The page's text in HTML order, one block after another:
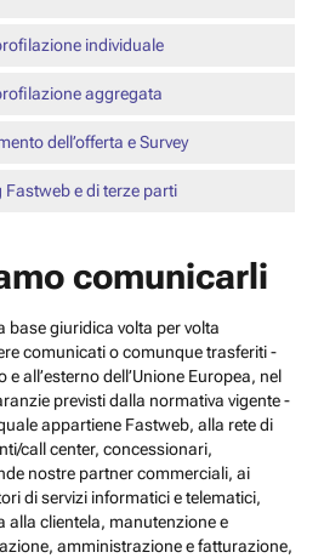
individuale
aggregata
dell’offerta e Survey
e di terze parti
comunicarli
base giuridica volta per volta
comunicati o comunque trasferiti -
e all’esterno dell’Unione Europea, nel
previsti dalla normativa vigente -
appartiene Fastweb, alla rete di
call center, concessionari,
nostre partner commerciali, ai
di servizi informatici e telematici,
alla clientela, manutenzione e
amministrazione e fatturazione,